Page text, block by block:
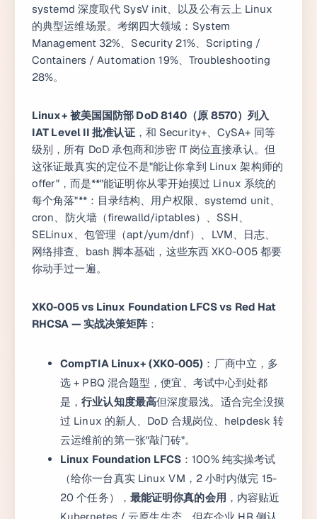
systemd 深度取代 SysV init、以及公有云上 Linux
的典型运维场景。考纲四大领域：System
Management 32%、Security 21%、Scripting /
Containers / Automation 19%、Troubleshooting
28%。
Linux+ 被美国国防部 DoD 8140（原 8570）列入
IAT Level II 批准认证，和 Security+、CySA+ 同等
级别，所有 DoD 承包商和涉密 IT 岗位直接承认。但
这张证最真实的定位不是"能让你拿到 Linux 架构师的
offer"，而是**"能证明你从零开始摸过 Linux 系统的
每个角落"**：目录结构、用户权限、systemd unit、
cron、防火墙（firewalld/iptables）、SSH、
SELinux、包管理（apt/yum/dnf）、LVM、日志、
网络排查、bash 脚本基础，这些东西 XK0-005 都要
你动手过一遍。
XK0-005 vs Linux Foundation LFCS vs Red Hat
RHCSA — 实战决策矩阵：
CompTIA Linux+ (XK0-005) ：厂商中立，多
选 + PBQ 混合题型，便宜、考试中心到处都
是，行业认知度最高但深度最浅。适合完全没摸
过 Linux 的新人、DoD 合规岗位、helpdesk 转
云运维前的第一张"敲门砖"。
Linux Foundation LFCS ：100% 纯实操考试
（给你一台真实 Linux VM，2 小时内做完 15-
20 个任务）， 最能证明你真的会用 ，内容贴近